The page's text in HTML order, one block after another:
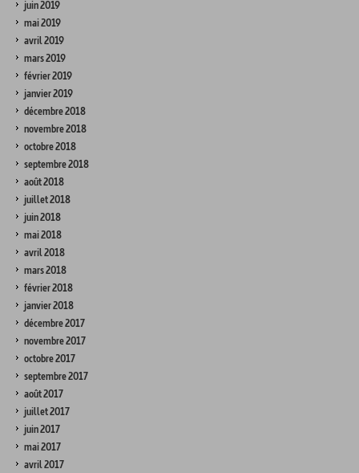
juin 2019
mai 2019
avril 2019
mars 2019
février 2019
janvier 2019
décembre 2018
novembre 2018
octobre 2018
septembre 2018
août 2018
juillet 2018
juin 2018
mai 2018
avril 2018
mars 2018
février 2018
janvier 2018
décembre 2017
novembre 2017
octobre 2017
septembre 2017
août 2017
juillet 2017
juin 2017
mai 2017
avril 2017